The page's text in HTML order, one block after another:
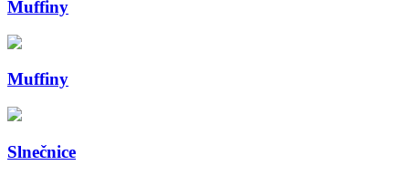
Muffiny
Muffiny
Slnečnice